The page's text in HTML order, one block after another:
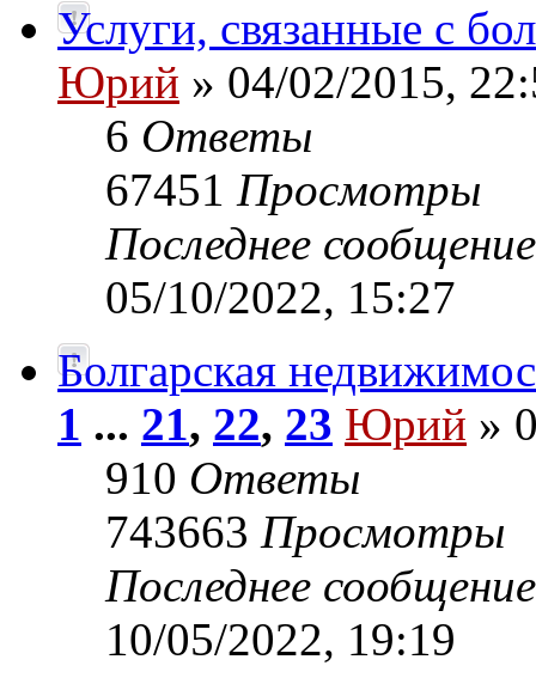
Услуги, связанные с
Юрий » 04/02/2015,
6 Ответы
67451 Просмотры
Последнее
05/10/2022, 15:27
Болгарская
1 ... 21, 22, 23 Юрий »
910 Ответы
743663 Просмотры
Последнее
10/05/2022, 19:19